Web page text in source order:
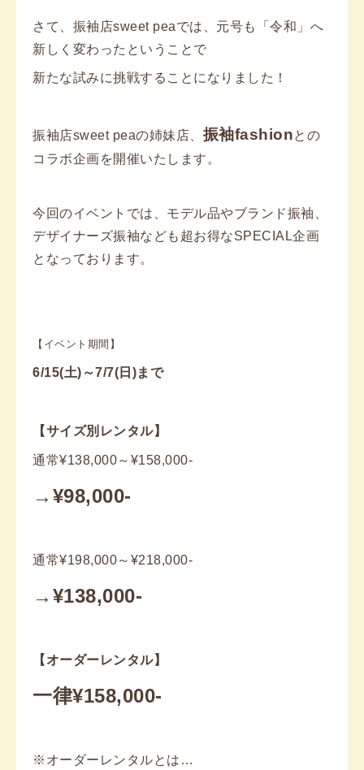
さて、振袖店sweet peaでは、元号も「令和」へ
新しく変わったということで
新たな試みに挑戦することになりました！
振袖店sweet peaの姉妹店、 振袖fashionとの
コラボ企画を開催いたします。
今回のイベントでは、モデル品やブランド振袖、
デザイナーズ振袖なども超お得なSPECIAL企画
となっております。
【イベント期間】
6/15(土)～7/7(日)まで
【サイズ別レンタル】
通常¥138,000～¥158,000-
→¥98,000-
通常¥198,000～¥218,000-
→¥138,000-
【オーダーレンタル】
一律¥158,000-
※オーダーレンタルとは…